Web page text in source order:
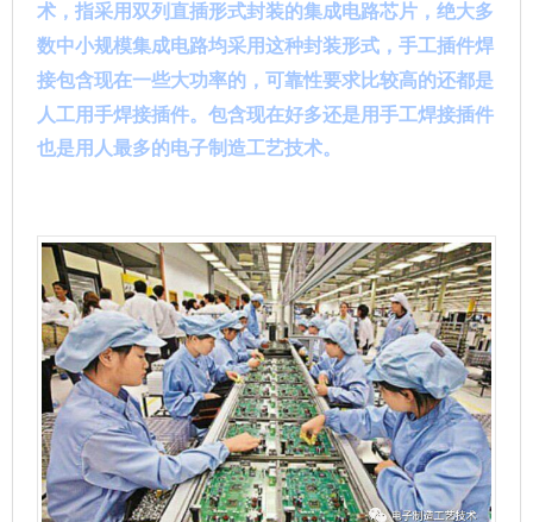
术，指采用双列直插形式封装的集成电路芯片，绝大多
数中小规模集成电路均采用这种封装形式，手工插件焊
接包含现在一些大功率的，可靠性要求比较高的还都是
人工用手焊接插件。包含现在好多还是用手工焊接插件
也是用人最多的电子制造工艺技术。